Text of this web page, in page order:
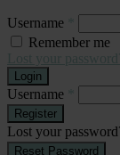
Username
Remember me
Lost your
Login
Username
Register
Lost your
Reset Password